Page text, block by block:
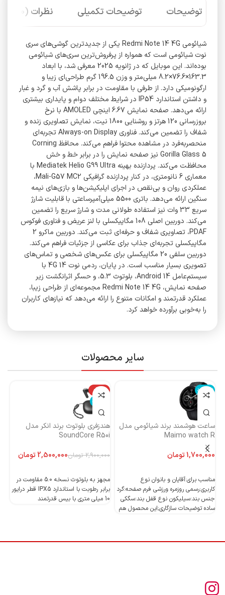
توضیحات توضیحات تکمیلی نظرات (0)
شیائومی Redmi Note 14 4G یکی از جدیدترین گوشی‌های سری
نوت شیائومی است که همواره از پرفروش‌ترین سری‌های شیائومی
بوده‌اند. این موبایل که در ژانویه 2025 معرفی شد، با ابعاد
163.3×76.6×8.2 میلی‌متر و وزن 196.5 گرم طراحی‌ای زیبا و
ارگونومیکی دارد. از طرفی با مقاومت در برابر پاشش آب و گرد و غبار
و داشتن استاندارد IP54 در شرایط مختلف دوام و پایداری بیشتری
ارائه می‌دهد. صفحه ‌نمایش 6.67 اینچی AMOLED با نرخ
بروزرسانی 120 هرتز و روشنایی 1800 نیت، نمایش تصاویری زنده و
شفاف را تضمین می‌کند. فناوری Always-on Display تجربه‌ای
منحصربه‌فرد در مشاهده محتوا فراهم می‌کند. محافظ Corning
Gorilla Glass 5 نیز صفحه نمایش را در برابر خط و خش
محافظت می‌کند. پردازنده بهینه Mediatek Helio G99 Ultra با
معماری 6 نانومتری، در کنار پردازنده گرافیکی Mali-G57 MC2،
عملکردی روان و بی‌نقص در اجرای اپلیکیشن‌ها و بازی‌های نیمه
سنگین ارائه می‌دهد. باتری 5500 میلی‌آمپرساعتی با قابلیت شارژ
سریع 33 وات نیز استفاده طولانی ‌مدت و شارژ سریع را تضمین
می‌کند. دوربین اصلی 108 مگاپیکسلی با لنز عریض و فناوری فوکوس
PDAF، تصاویری شفاف و حرفه‌ای ثبت می‌کند. دوربین ماکرو 2
مگاپیکسلی تجربه‌ای جذاب برای عکاسی از جزئیات فراهم می‌کند.
دوربین سلفی 20 مگاپیکسلی برای عکس‌های شخصی و تماس‌های
تصویری بسیار مناسب است. در پایان، ردمی نوت 14 4G با
سیستم‌عامل Android 14، بلوتوث 5.3، و حسگر اثرانگشت زیر
صفحه نمایش، Redmi Note 14 4G مجموعه‌ای از طراحی زیبا،
عملکرد قدرتمند و امکانات متنوع را ارائه می‌دهد که نیازهای کاربران
را به‌خوبی برآورده خواهد کرد.
سایر محصولات
ناموجود
ساعت هوشمند برند شیائومی مدل
Maimo watch R
تومان
مناسب برای:آقایان و بانوان نوع
کاربری:رسمی روزمره ورزشی فرم صفحه:گرد
جنس بند:سیلیکون نوع قفل بند:سگکی
ساده توضیحات سازگاری;این محصول هم
-14%
ناموجود
هندزفری بلوتوث برند انکر مدل
SoundCore R50i
2,900,000 تومان2,500,000تومان
مجهز به بلوتوث نسخه 5.0 مقاومت در
برابر رطوبت با استاندارد IPX5 قطر درایور
10 میلی متری با بیس قدرتمند